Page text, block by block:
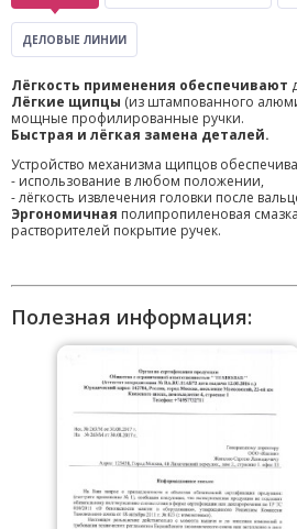
ДЕЛОВЫЕ ЛИНИИ
Лёгкость применения обеспечивают
Лёгкие щипцы (из штампованного
мощные профилированные ручки.
Быстрая и лёгкая замена деталей.
Устройство механизма щипцов
- использование в любом положении,
- лёгкость извлечения головки после
Эргономичная полипропиленовая
растворителей покрытие ручек.
Полезная информация: